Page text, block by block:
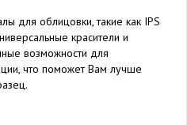
для облицовки, такие как IPS
красители и
возможности для
что поможет Вам лучше